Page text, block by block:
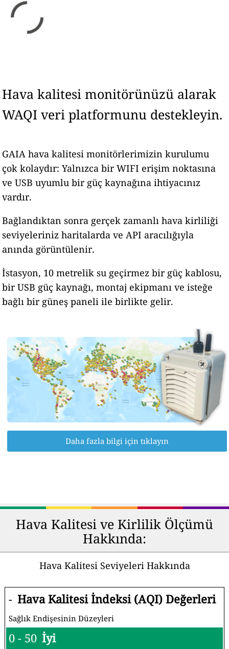
Hava kalitesi monitörünüzü alarak
WAQI veri platformunu destekleyin.
GAIA hava kalitesi monitörlerimizin kurulumu
çok kolaydır: Yalnızca bir WIFI erişim noktasına
ve USB uyumlu bir güç kaynağına ihtiyacınız
vardır.
Bağlandıktan sonra gerçek zamanlı hava kirliliği
seviyeleriniz haritalarda ve API aracılığıyla
anında görüntülenir.
İstasyon, 10 metrelik su geçirmez bir güç kablosu,
bir USB güç kaynağı, montaj ekipmanı ve isteğe
bağlı bir güneş paneli ile birlikte gelir.
Daha fazla bilgi için tıklayın
Hava Kalitesi ve Kirlilik Ölçümü
Hakkında:
Hava Kalitesi Seviyeleri Hakkında
- Hava Kalitesi İndeksi (AQI) Değerleri
Sağlık Endişesinin Düzeyleri
0 - 50 İyi